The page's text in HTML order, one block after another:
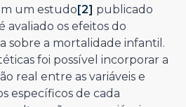
um estudo[2] publicado
os efeitos do
sobre a mortalidade infantil.
foi possível incorporar a
real entre as variáveis e
específicos de cada